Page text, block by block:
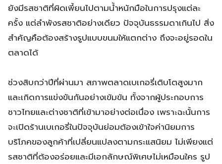
ยังมีรสชาติที่ผิดเพี้ยนไปตามน้ำหนักมือในการปรุงแต่ละ
ครั้ง แต่ลำพังรสชาติอย่างเดียว ปัจจุบันธรรมดาเกินไป สิ่ง
สำคัญคือต้องสร้างรูปแบบขนมให้แตกต่าง ถึงจะอยู่รอดใน
ตลาดได้
ช่วงสิบกว่าปีที่ผ่านมา สภาพตลาดเบเกอรี่เติบโตสูงมาก
และเกิดการแข่งขันกันอย่างเข้มข้น ทั้งจากผู้ประกอบการ
ชาวไทยและต่างชาติที่เข้ามาอย่างต่อเนื่อง เพราะฉะนั้นการ
จะเปิดร้านเบเกอรี่ในปัจจุบันย่อมต้องเข้าใจค่านิยมการ
บริโภคของลูกค้าที่เปลี่ยนแปลงตามกระแสนิยม ไม่เพียงแต่
รสชาติที่ต้องอร่อยและมีเอกลักษณ์พิเศษไม่เหมือนใคร รูป